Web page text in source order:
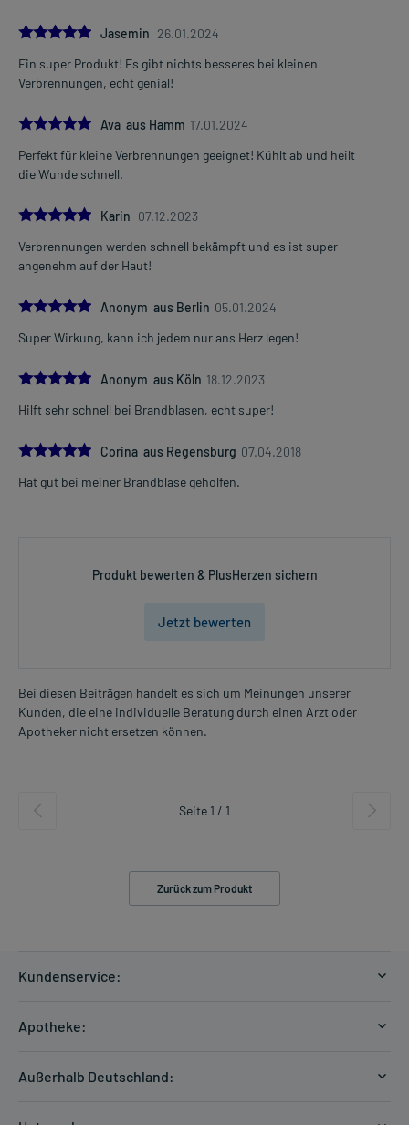
5.0
Jasemin 26.01.2024
Ein super Produkt! Es gibt nichts besseres bei kleinen
Verbrennungen, echt genial!
5.0
Ava aus Hamm 17.01.2024
Perfekt für kleine Verbrennungen geeignet! Kühlt ab und heilt
die Wunde schnell.
5.0
Karin 07.12.2023
Verbrennungen werden schnell bekämpft und es ist super
angenehm auf der Haut!
5.0Anonym aus Berlin 05.01.2024
Super Wirkung, kann ich jedem nur ans Herz legen!
5.0Anonym aus Köln 18.12.2023
Hilft sehr schnell bei Brandblasen, echt super!
5.0
Corina aus Regensburg 07.04.2018
Hat gut bei meiner Brandblase geholfen.
Produkt bewerten & PlusHerzen sichern
Jetzt bewerten
Bei diesen Beiträgen handelt es sich um Meinungen unserer
Kunden, die eine individuelle Beratung durch einen Arzt oder
Apotheker nicht ersetzen können.
Seite 1 / 1
Zurück zum Produkt
Kundenservice:
Zahlungsarten
Hilfe
Apotheke:
Außerhalb Deutschland: